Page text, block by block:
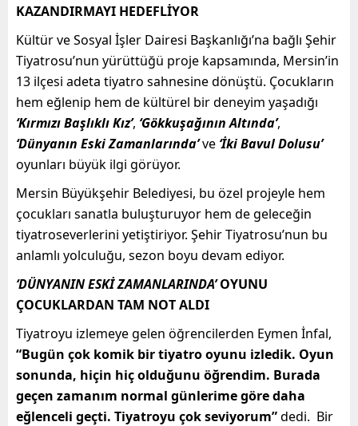
KAZANDIRMAYI HEDEFLİYOR
Kültür ve Sosyal İşler Dairesi Başkanlığı’na bağlı Şehir
Tiyatrosu’nun yürüttüğü proje kapsamında, Mersin’in
13 ilçesi adeta tiyatro sahnesine dönüştü. Çocukların
hem eğlenip hem de kültürel bir deneyim yaşadığı
‘Kırmızı Başlıklı Kız’, ‘Gökkuşağının Altında’,
‘Dünyanın Eski Zamanlarında’ve ‘İki Bavul Dolusu’
oyunları büyük ilgi görüyor.
Mersin Büyükşehir Belediyesi, bu özel projeyle hem
çocukları sanatla buluşturuyor hem de geleceğin
tiyatroseverlerini yetiştiriyor. Şehir Tiyatrosu’nun bu
anlamlı yolculuğu, sezon boyu devam ediyor.
‘DÜNYANIN ESKİ ZAMANLARINDA’OYUNU
ÇOCUKLARDAN TAM NOT ALDI
Tiyatroyu izlemeye gelen öğrencilerden Eymen İnfal,
“Bugün çok komik bir tiyatro oyunu izledik. Oyun
sonunda, hiçin hiç olduğunu öğrendim. Burada
geçen zamanım normal günlerime göre daha
eğlenceli geçti. Tiyatroyu çok seviyorum”dedi. Bir